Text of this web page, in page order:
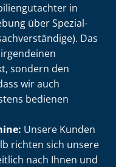
in
über Spe­zi­al­
Das
sondern den
wir auch
bedienen
Unsere Kunden
richten sich unsere
nach Ihnen und